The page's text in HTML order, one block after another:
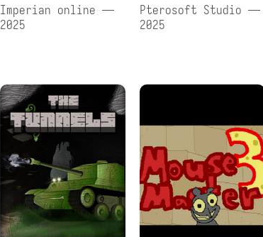
Imperian online —
2025
Pterosoft Studio —
2025